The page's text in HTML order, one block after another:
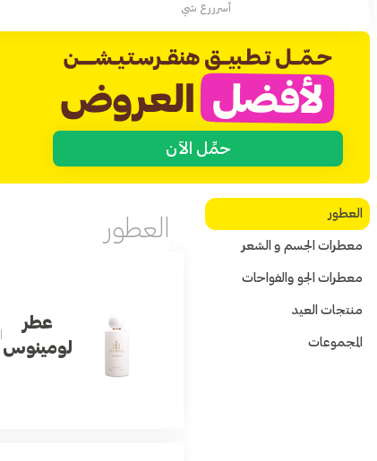
أسرررع شي
حمِّل الآن
العطور
معطرات الجسم و الشعر
معطرات الجو والفواحات
منتجات العيد
المجموعات
العطور
عطر
لومينوس